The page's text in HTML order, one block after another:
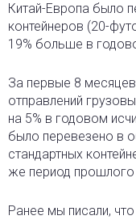
Китай-Европа было
контейнеров (20-
19% больше в
За первые 8
отправлений
на 5% в годовом
было перевезено в
стандартных
же период прошлого
Ранее мы писали, что